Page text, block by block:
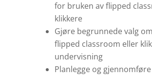
for bruken av flipped
klikkere
Gjøre begrunnede valg
flipped classroom eller
undervisning
Planlegge og